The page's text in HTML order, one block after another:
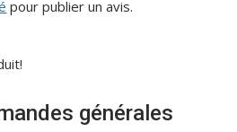
pour publier un avis.
générales